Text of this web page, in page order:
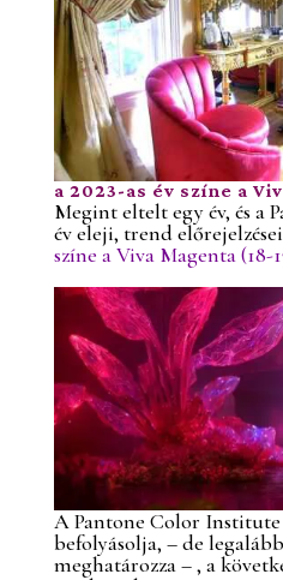
a 2023-as év színe a
Megint eltelt egy év, és a
év eleji, trend
színe a Viva Magenta (18-
A Pantone Color
befolyásolja, – de
meghatározza – , a